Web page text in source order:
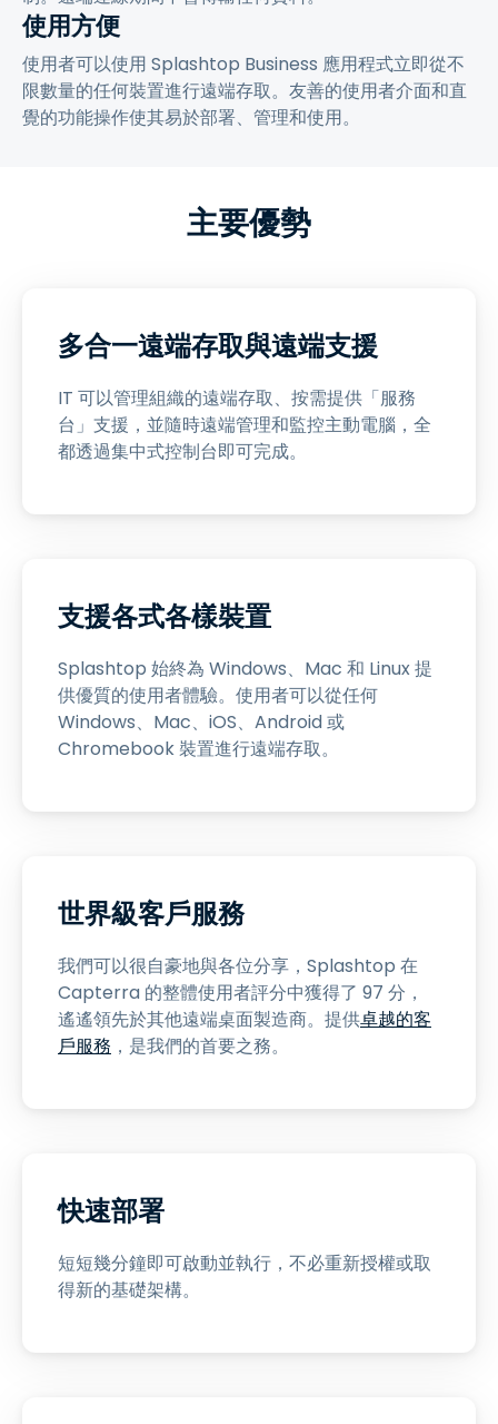
使用方便
使用者可以使用 Splashtop Business 應用程式立即從不
限數量的任何裝置進行遠端存取。友善的使用者介面和直
覺的功能操作使其易於部署、管理和使用。
主要優勢
多合一遠端存取與遠端支援
IT 可以管理組織的遠端存取、按需提供「服務
台」支援，並隨時遠端管理和監控主動電腦，全
都透過集中式控制台即可完成。
支援各式各樣裝置
Splashtop 始終為 Windows、Mac 和 Linux 提
供優質的使用者體驗。使用者可以從任何
Windows、Mac、iOS、Android 或
Chromebook 裝置進行遠端存取。
世界級客戶服務
我們可以很自豪地與各位分享，Splashtop 在
Capterra 的整體使用者評分中獲得了 97 分，
遙遙領先於其他遠端桌面製造商。提供卓越的客
戶服務 ，是我們的首要之務。
快速部署
短短幾分鐘即可啟動並執行，不必重新授權或取
得新的基礎架構。